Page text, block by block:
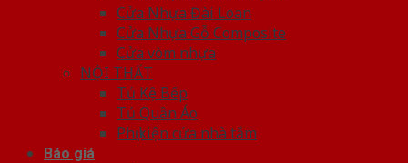
Cửa Nhựa Đài Loan
Cửa Nhựa Gỗ Composite
Cửa vòm nhựa
NỘI THẤT
Tủ Kệ Bếp
Tủ Quần Áo
Phụ kiện cửa nhà tắm
Báo giá